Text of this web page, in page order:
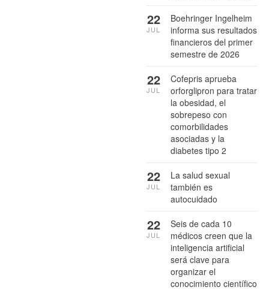
Boehringer Ingelheim
informa sus resultados
financieros del primer
semestre de 2026
22
JUL
Cofepris aprueba
orforglipron para tratar
la obesidad, el
sobrepeso con
comorbilidades
asociadas y la
diabetes tipo 2
22
JUL
La salud sexual
también es
autocuidado
22
JUL
Seis de cada 10
médicos creen que la
inteligencia artificial
será clave para
organizar el
conocimiento científico
22
JUL